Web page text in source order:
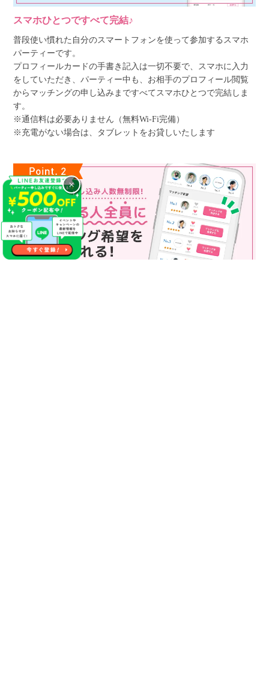
スマホひとつですべて完結♪
普段使い慣れた自分のスマートフォンを使って参加するスマホ
パーティーです。
プロフィールカードの手書き記入は一切不要で、スマホに入力
をしていただき、パーティー中も、お相手のプロフィール閲覧
からマッチングの申し込みまですべてスマホひとつで完結しま
す。
※通信料は必要ありません（無料Wi-Fi完備）
※充電がない場合は、タブレットをお貸しいたします
×